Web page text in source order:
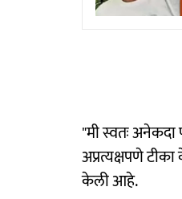
"मी स्वतः
अप्रत्यक्षपणे
केली आहे.